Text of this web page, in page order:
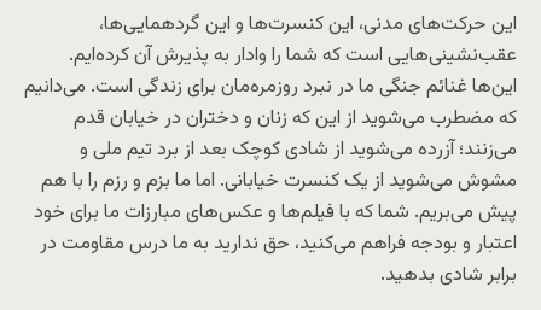
این حرکت‌های مدنی، این کنسرت‌ها و این گردهمایی‌ها،
عقب‌نشینی‌هایی است که شما را وادار به پذیرش آن کرده‌ایم.
این‌ها غنائم جنگی ما در نبرد روزمره‌مان برای زندگی است. می‌دانیم
که مضطرب می‌شوید از این که زنان و دختران در خیابان قدم
می‌زنند؛ آزرده می‌شوید از شادی کوچک بعد از برد تیم ملی و
مشوش می‌شوید از یک کنسرت خیابانی. اما ما بزم و رزم را با هم
پیش می‌بریم. شما که با فیلم‌ها و عکس‌های مبارزات ما برای خود
اعتبار و بودجه فراهم می‌کنید، حق ندارید به ما درس مقاومت در
برابر شادی بدهید.